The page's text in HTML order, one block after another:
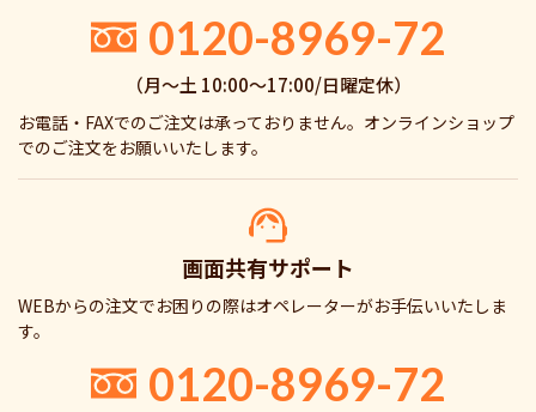
0120-8969-72
（月〜土 10:00〜17:00/日曜定休）
お電話・FAXでのご注文は承っておりません。オンラインショップ
でのご注文をお願いいたします。
画面共有サポート
WEBからの注文でお困りの際はオペレーターがお手伝いいたしま
す。
0120-8969-72